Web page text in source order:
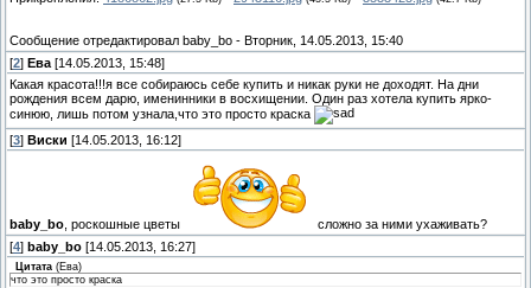
Сообщение отредактировал baby_bo - Вторник, 14.05.2013, 15:40
[2] Ева [14.05.2013, 15:48]
Какая красота!!!я все собираюсь себе купить и никак руки не доходят. На дни
рождения всем дарю, именинники в восхищении. Один раз хотела купить ярко-
синюю, лишь потом узнала,что это просто краска
[3] Виски [14.05.2013, 16:12]
baby_bo , роскошные цветы
сложно за ними ухаживать?
[4] baby_bo [14.05.2013, 16:27]
Цитата (Ева)
что это просто краска